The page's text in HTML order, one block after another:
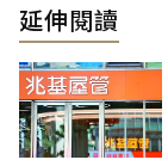
延伸閱讀